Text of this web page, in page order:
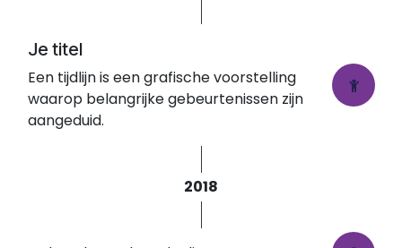
Je titel
Een tijdlijn is een grafische voorstelling
waarop belangrijke gebeurtenissen zijn
aangeduid.
2018